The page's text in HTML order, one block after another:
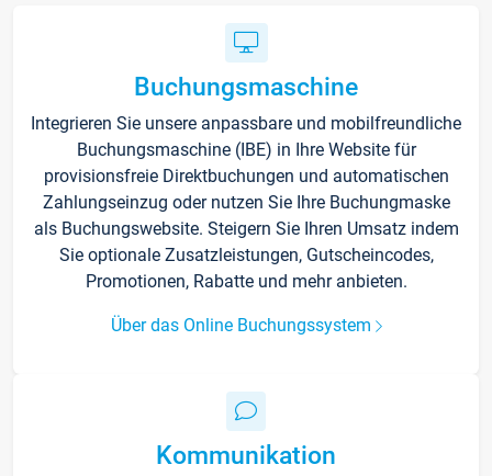
Buchungsmaschine
Integrieren Sie unsere anpassbare und mobilfreundliche
Buchungsmaschine (IBE) in Ihre Website für
provisionsfreie Direktbuchungen und automatischen
Zahlungseinzug oder nutzen Sie Ihre Buchungmaske
als Buchungswebsite. Steigern Sie Ihren Umsatz indem
Sie optionale Zusatzleistungen, Gutscheincodes,
Promotionen, Rabatte und mehr anbieten.
Über das Online Buchungssystem
Kommunikation